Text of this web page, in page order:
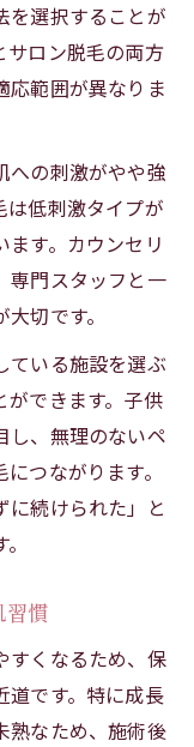
を選択することが
サロン脱毛の両方
応範囲が異なりま
への刺激がやや強
は低刺激タイプが
す。カウンセリ
専門スタッフと一
切です。
ている施設を選ぶ
ができます。子供
し、無理のないペ
つながります。
に続けられた」と
習慣
すくなるため、保
道です。特に成長
熟なため、施術後